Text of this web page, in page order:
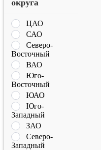
округа
ЦАО
САО
Северо-
Восточный
ВАО
Юго-
Восточный
ЮАО
Юго-
Западный
ЗАО
Северо-
Западный